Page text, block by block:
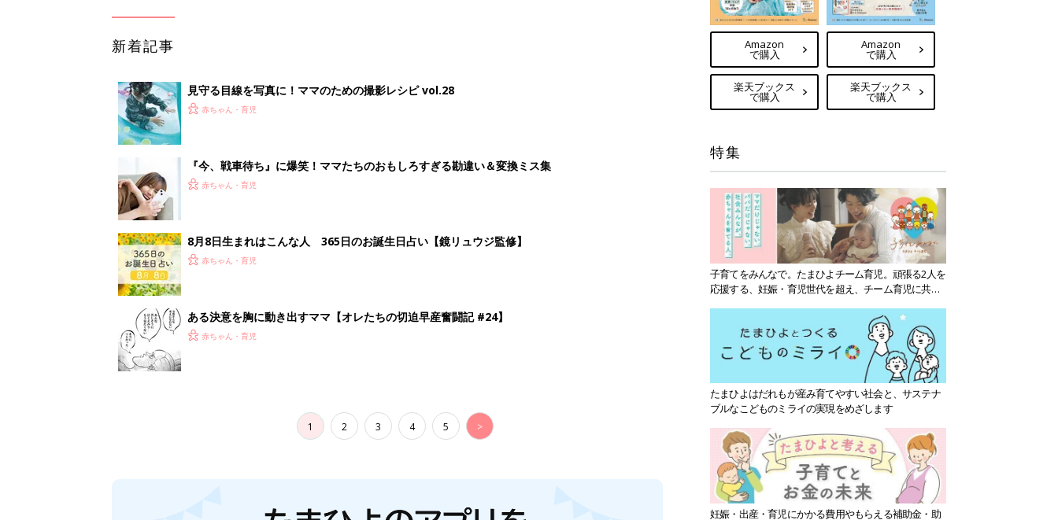
1 2 3 4 5 >
Amazon
で購入
楽天ブックス
で購入
Amazon
で購入
楽天ブックス
で購入
特集
子育てをみんなで。たまひよチーム育児。頑張る2人を
応援する、妊娠・育児世代を超え、チーム育児に共感
たまひよはだれもが産み育てやすい社会と、サステナ
ブルなこどものミライの実現をめざします
妊娠・出産・育児にかかる費用やもらえる補助金・助